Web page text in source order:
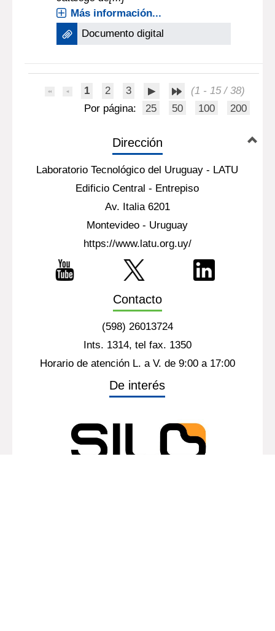
Más información...
Documento digital
1 2 3
(1 - 15 / 38)
Por página:
25 50 100 200
Dirección
Laboratorio Tecnológico del Uruguay - LATU
Edificio Central - Entrepiso
Av. Italia 6201
Montevideo - Uruguay
https://www.latu.org.uy/
Contacto
(598) 26013724
Ints. 1314, tel fax. 1350
Horario de atención L. a V. de 9:00 a 17:00
De interés